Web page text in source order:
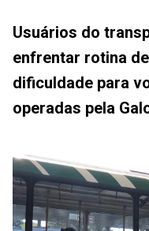
Usuários do
enfrentar rotina
dificuldade para
operadas pela